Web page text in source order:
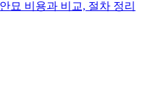
묘 비용과 비교, 절차 정리